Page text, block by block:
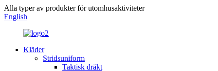
Alla typer av produkter för utomhusaktiviteter
English
Kläder
Stridsuniform
Taktisk dräkt